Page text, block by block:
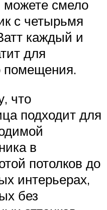
можете смело
с четырьмя
каждый и
для
помещения.
что
подходит для
в
потолков до
интерьерах,
без